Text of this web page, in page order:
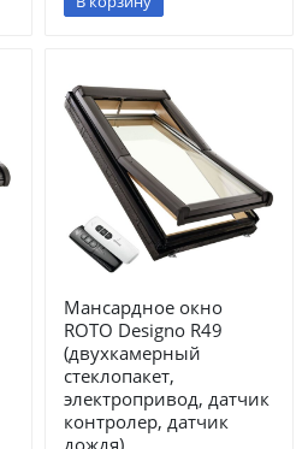
Мансардное окно
ROTO Designo R49
(двухкамерный
стеклопакет,
электропривод, датчик
контролер, датчик
дождя)